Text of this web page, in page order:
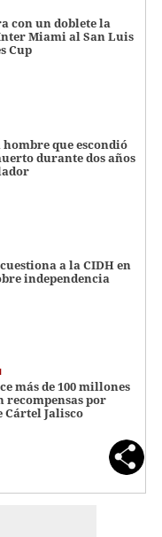
con un doblete la
Miami al San Luis
Cup
hombre que escondió
durante dos años
a la CIDH en
independencia
más de 100 millones
recompensas por
Cártel Jalisco